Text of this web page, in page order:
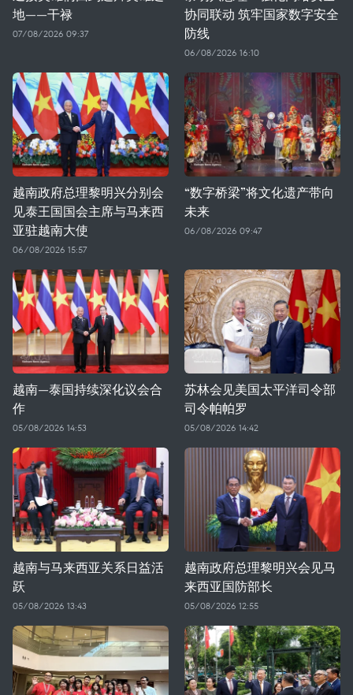
地——干禄
07/08/2026 09:37
协同联动 筑牢国家数字安全
防线
06/08/2026 16:10
越南政府总理黎明兴分别会
见泰王国国会主席与马来西
亚驻越南大使
06/08/2026 15:57
“数字桥梁”将文化遗产带向
未来
06/08/2026 09:47
越南—泰国持续深化议会合
作
05/08/2026 14:53
苏林会见美国太平洋司令部
司令帕帕罗
05/08/2026 14:42
越南与马来西亚关系日益活
跃
05/08/2026 13:43
越南政府总理黎明兴会见马
来西亚国防部长
05/08/2026 12:55